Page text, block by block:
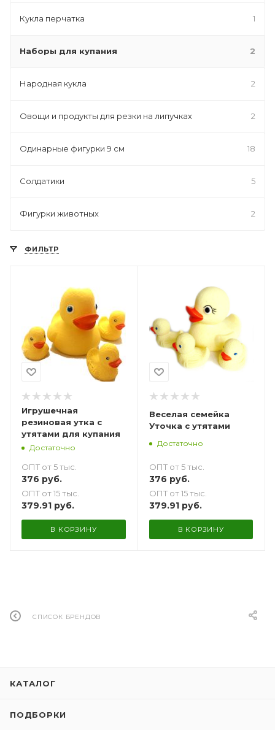
Кукла перчатка 1
Наборы для купания 2
Народная кукла 2
Овощи и продукты для резки на липучках 2
Одинарные фигурки 9 см 18
Солдатики 5
Фигурки животных 2
ФИЛЬТР
Игрушечная
резиновая утка с
утятами для купания
Достаточно
ОПТ от 5 тыс.
376 руб.
ОПТ от 15 тыс.
379.91 руб.
В КОРЗИНУ
Веселая семейка
Уточка с утятами
Достаточно
ОПТ от 5 тыс.
376 руб.
ОПТ от 15 тыс.
379.91руб.
В КОРЗИНУ
СПИСОК БРЕНДОВ
КАТАЛОГ
ПОДБОРКИ